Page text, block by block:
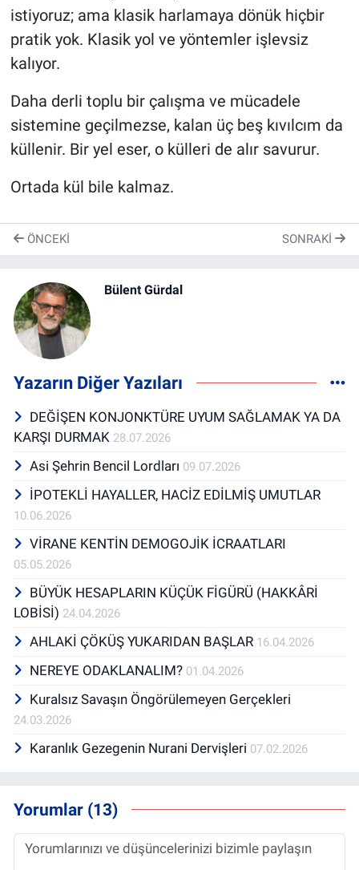
istiyoruz; ama klasik harlamaya dönük hiçbir
pratik yok. Klasik yol ve yöntemler işlevsiz
kalıyor.
Daha derli toplu bir çalışma ve mücadele
sistemine geçilmezse, kalan üç beş kıvılcım da
küllenir. Bir yel eser, o külleri de alır savurur.
Ortada kül bile kalmaz.
ÖNCEKI SONRAKI
Bülent Gürdal
Yazarın Diğer Yazıları
DEĞİŞEN KONJONKTÜRE UYUM SAĞLAMAK YA DA
KARŞI DURMAK 28.07.2026
Asi Şehrin Bencil Lordları 09.07.2026
İPOTEKLİ HAYALLER, HACİZ EDİLMİŞ UMUTLAR
10.06.2026
VİRANE KENTİN DEMOGOJİK İCRAATLARI
05.05.2026
BÜYÜK HESAPLARIN KÜÇÜK FİGÜRÜ (HAKKÂRİ
LOBİSİ) 24.04.2026
AHLAKİ ÇÖKÜŞ YUKARIDAN BAŞLAR 16.04.2026
NEREYE ODAKLANALIM? 01.04.2026
Kuralsız Savaşın Öngörülemeyen Gerçekleri
24.03.2026
Karanlık Gezegenin Nurani Dervişleri 07.02.2026
Yorumlar (13)